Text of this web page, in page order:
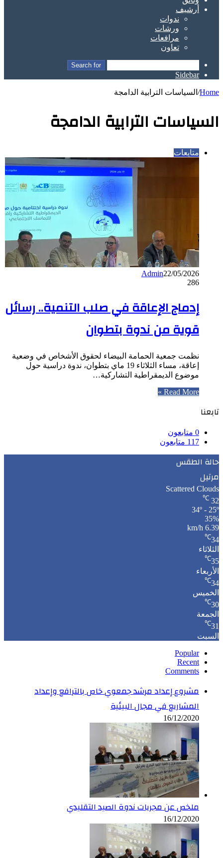
أرشيف
ندوات
ورشات
مرافعات
تعاون
Search for
Sidebar
Home
/ السياسات الترابية الدامجة
السياسات الترابية الدامجة
متابعات
Admin22/05/2026
286
إدماج الإعاقة في صلب التنمية.. رسائل
قوية من ندوة بتطوان
نظمت جمعية الحمامة البيضاء لحقوق الأشخاص في وضعية
إعاقة، مساء الثلاثاء 19 ماي بتطوان، ندوة دراسية حول
موضوع الديمقراطية التشاركية…
Read More »
تابعنا
0 متابعون
117 متابعون
حالة الطقس
مرتيل
Scattered Clouds
32
℃
34º - 25º
35%
6.39 km/h
34
℃
الثلاثاء
35
℃
الأربعاء
34
℃
الخميس
30
℃
الجمعة
31
℃
السبت
Popular
Recent
Comments
مشروع إعداد مرشد جمعوي خاص بالترافع وإعداد
المشاريع في مجال البيئية
16/12/2020
ملخص عن مجريات ندوة الصيد التقليدي
16/12/2020